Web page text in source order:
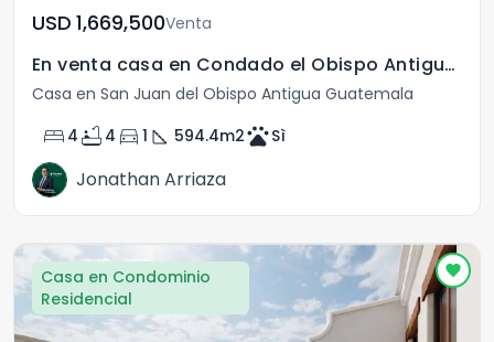
USD	1,669,500Venta
En venta casa en Condado el Obispo Antigua Guatemala
Casa en San Juan del Obispo Antigua Guatemala
bed 4 bathtub 4 directions_car 1 square_foot 594.4m2petsSì
Jonathan Arriaza
Casa en Condominio
Residencial